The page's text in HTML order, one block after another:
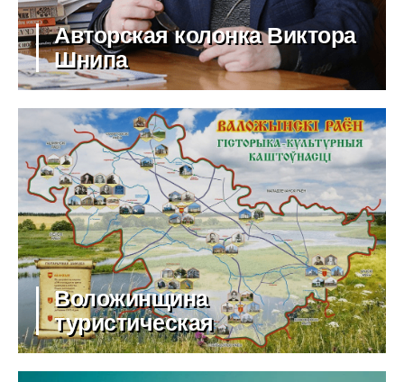
Авторская колонка Виктора
Шнипа
Воложинщина
туристическая